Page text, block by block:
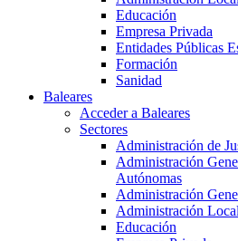
Educación
Empresa Privada
Entidades Públicas
Formación
Sanidad
Baleares
Acceder a Baleares
Sectores
Administración de
Administración
Autónomas
Administración
Administración Local
Educación